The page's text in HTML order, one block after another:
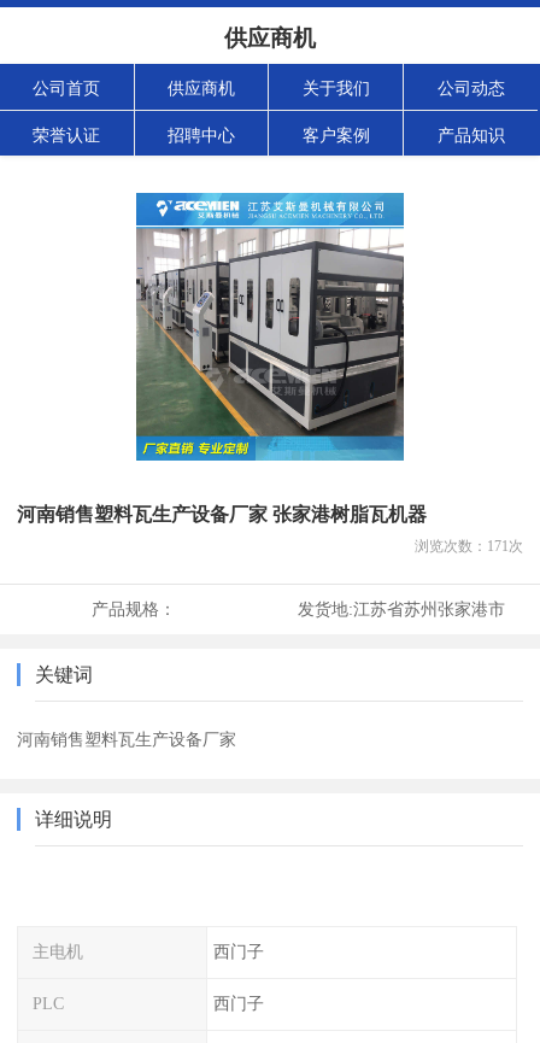
供应商机
公司首页 供应商机 关于我们 公司动态
荣誉认证 招聘中心 客户案例 产品知识
河南销售塑料瓦生产设备厂家 张家港树脂瓦机器
浏览次数： 171次
产品规格： 发货地:江苏省苏州张家港市
关键词
河南销售塑料瓦生产设备厂家
详细说明
主电机 西门子
PLC 西门子